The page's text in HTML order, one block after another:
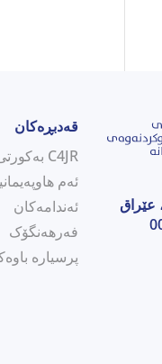
قەدبڕەکان
C4JR بەکورتی
ئەم
ئەندامەکان
فەرهەنگۆک
پرسیارە
عێراق